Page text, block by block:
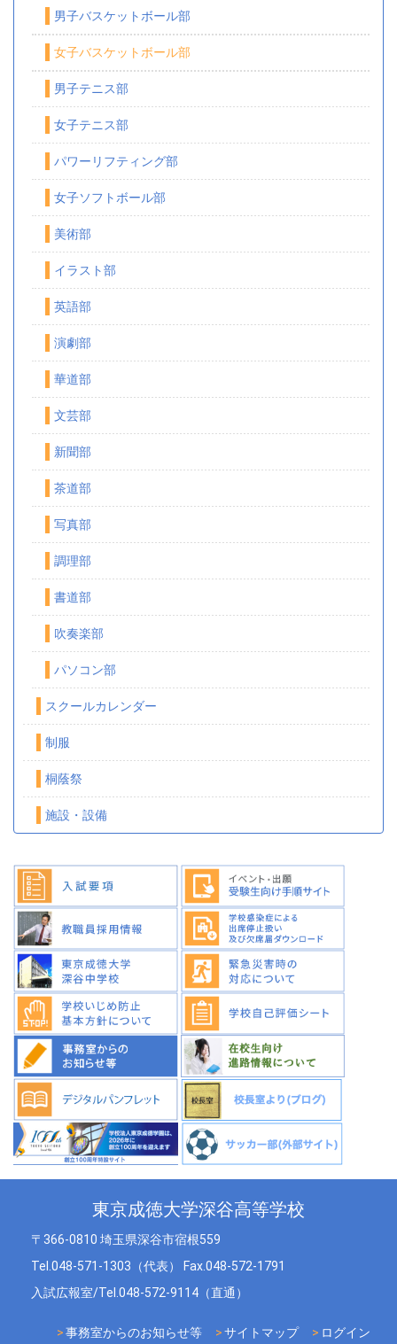
男子バスケットボール部
女子バスケットボール部
男子テニス部
女子テニス部
パワーリフティング部
女子ソフトボール部
美術部
イラスト部
英語部
演劇部
華道部
文芸部
新聞部
茶道部
写真部
調理部
書道部
吹奏楽部
パソコン部
スクールカレンダー
制服
桐蔭祭
施設・設備
東京成徳大学深谷高等学校
〒366-0810 埼玉県深谷市宿根559
Tel.048-571-1303（代表） Fax.048-572-1791
入試広報室/Tel.048-572-9114（直通）
ログイン
サイトマップ
事務室からのお知らせ等